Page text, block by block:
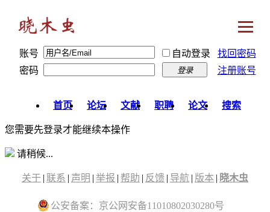
账号 自动登录
找回密码
密码
登录 注册账号
首页 论坛 文献 职聘 论文 搜索
您需要先登录才能继续本操作
请稍候...
关于 | 联系 | 声明 | 举报 | 帮助 | 反馈 | 导航 | 版本 | 晓木虫
公安备案：京公网安备11010802030280号